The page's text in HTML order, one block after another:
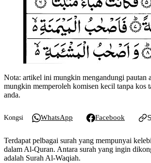
Nota: artikel ini mungkin mengandungi pautan
mungkin memperoleh komisen kecil tanpa kos
anda.
Kongsi WhatsApp Facebook
Terdapat pelbagai surah yang mempunyai
dalam Al-Quran. Antara surah yang ingin
adalah Surah Al-Waqiah.